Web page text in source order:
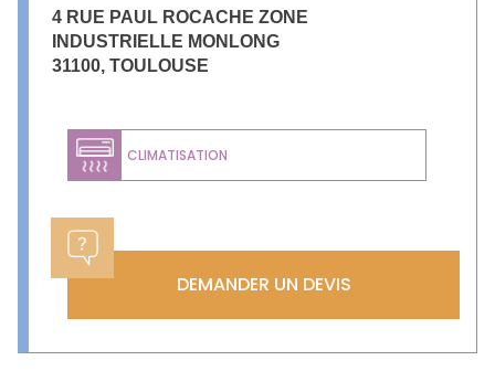
4 RUE PAUL ROCACHE ZONE
INDUSTRIELLE MONLONG
31100, TOULOUSE
CLIMATISATION
DEMANDER UN DEVIS